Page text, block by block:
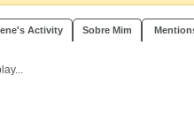
Activity Sobre Mim